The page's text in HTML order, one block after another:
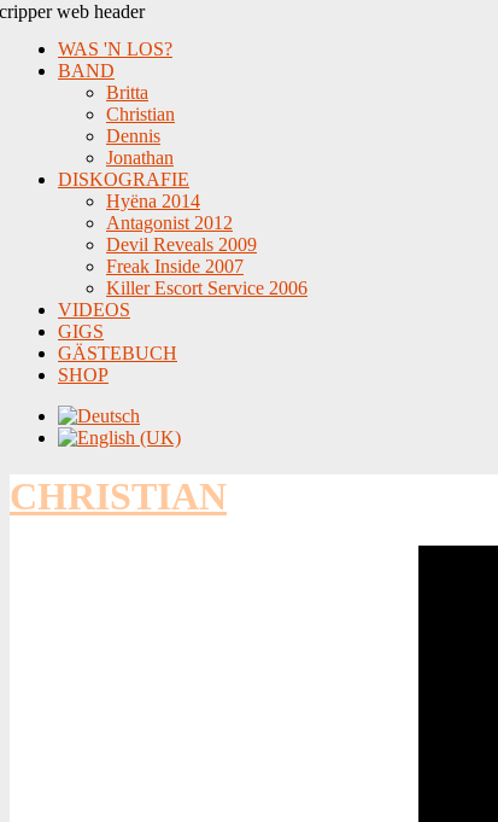
WAS 'N LOS?
BAND
Britta
Christian
Dennis
Jonathan
DISKOGRAFIE
Hyëna 2014
Antagonist 2012
Devil Reveals 2009
Freak Inside 2007
Killer Escort Service 2006
VIDEOS
GIGS
GÄSTEBUCH
SHOP
CHRISTIAN